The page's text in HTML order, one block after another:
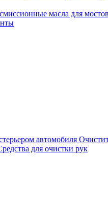
масла для
автомобиля
для очистки рук